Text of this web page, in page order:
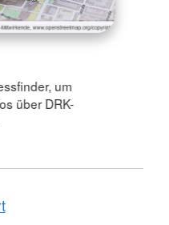
um
über DRK-